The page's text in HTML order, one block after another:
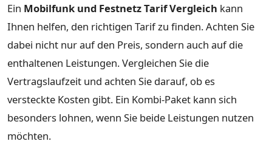
Ein Mobilfunk und Festnetz Tarif Vergleich kann
Ihnen helfen, den richtigen Tarif zu finden. Achten Sie
dabei nicht nur auf den Preis, sondern auch auf die
enthaltenen Leistungen. Vergleichen Sie die
Vertragslaufzeit und achten Sie darauf, ob es
versteckte Kosten gibt. Ein Kombi-Paket kann sich
besonders lohnen, wenn Sie beide Leistungen nutzen
möchten.